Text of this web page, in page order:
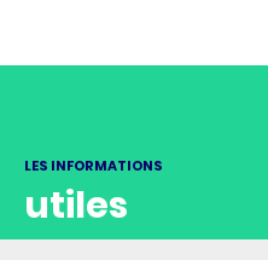
LES INFORMATIONS
utiles